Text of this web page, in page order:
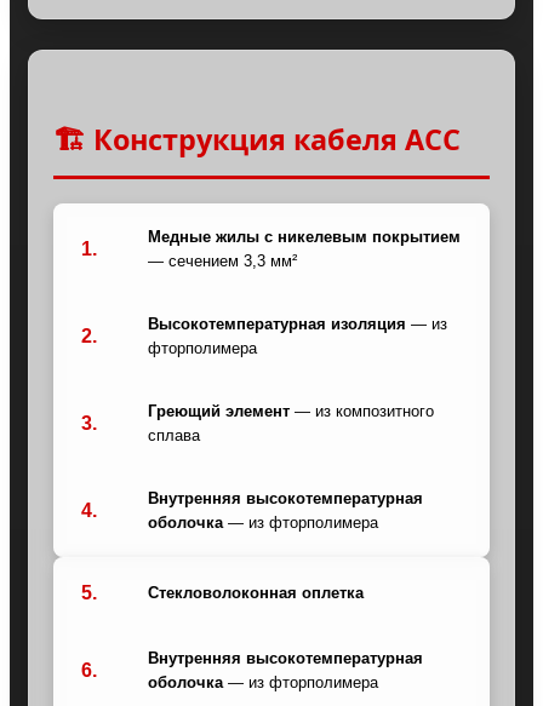
🏗️ Конструкция кабеля ACC
1.
Медные жилы с никелевым покрытием
— сечением 3,3 мм²
2.
Высокотемпературная изоляция — из
фторполимера
3.
Греющий элемент — из композитного
сплава
4.
Внутренняя высокотемпературная
оболочка— из фторполимера
5. Стекловолоконная оплетка
6.
Внутренняя высокотемпературная
оболочка— из фторполимера